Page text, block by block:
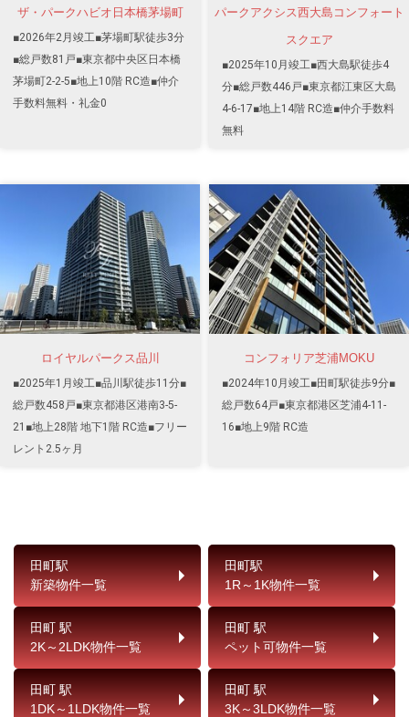
ザ・パークハビオ日本橋茅場町
■2026年2月竣工■茅場町駅徒歩3分
■総戸数81戸■東京都中央区日本橋
茅場町2-2-5■地上10階 RC造■仲介
手数料無料・礼金0
パークアクシス西大島コンフォート
スクエア
■2025年10月竣工■西大島駅徒歩4
分■総戸数446戸■東京都江東区大島
4-6-17■地上14階 RC造■仲介手数料
無料
ロイヤルパークス品川
■2025年1月竣工■品川駅徒歩11分■
総戸数458戸■東京都港区港南3-5-
21■地上28階 地下1階 RC造■フリー
レント2.5ヶ月
コンフォリア芝浦MOKU
■2024年10月竣工■田町駅徒歩9分■
総戸数64戸■東京都港区芝浦4-11-
16■地上9階 RC造
田町駅
新築物件一覧
田町駅
1R～1K物件一覧
田町 駅
2K～2LDK物件一覧
田町 駅
ペット可物件一覧
田町 駅
1DK～1LDK物件一覧
田町 駅
3K～3LDK物件一覧